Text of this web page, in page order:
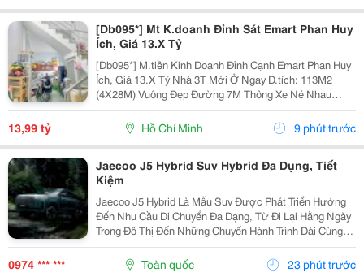
[Db095*] Mt K.doanh Đỉnh Sát Emart Phan Huy
Ích, Giá 13.X Tỷ
[Db095*] M.tiền Kinh Doanh Đỉnh Cạnh Emart Phan Huy
Ích, Giá 13.X Tỷ Nhà 3T Mới Ở Ngay D.tích: 113M2
(4X28M) Vuông Đẹp Đường 7M Thông Xe Né Nhau
6Phòng Ngủ, 6Tolet Phù Hợp Kinh Doanh Kết Bạn Liên
Hệ Xem Nhà Ngay!
13,99 tỷ Hồ Chí Minh 9 phút trước
Jaecoo J5 Hybrid Suv Hybrid Đa Dụng, Tiết
Kiệm
Jaecoo J5 Hybrid Là Mẫu Suv Được Phát Triển Hướng
Đến Nhu Cầu Di Chuyển Đa Dạng, Từ Đi Lại Hằng Ngày
Trong Đô Thị Đến Những Chuyến Hành Trình Dài Cùng
Gia Đình. Nhờ Hệ Truyền Động Hybrid Shs-H, Thiết Kế
Thực Dụng Và Nhiều Công Nghệ Hỗ Trợ, Xe Mang...
0974 *** *** Toàn quốc 23 phút trước